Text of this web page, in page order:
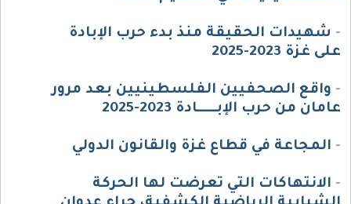
- شهيدات الحقيقة منذ بدء حرب الإبادة
على غزة 2023-2025
- واقع الصحفيين الفلسطينيين بعد مرور
عامان من حرب الإبــــــادة 2023-2025
- المجاعة في قطاع غزة والقانون الدولي
- الانتهاكات التي تعرضت لها الحركة